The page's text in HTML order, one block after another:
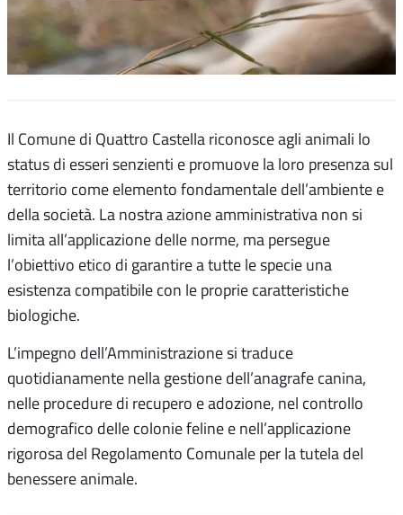
Il Comune di Quattro Castella riconosce agli animali lo
status di esseri senzienti e promuove la loro presenza sul
territorio come elemento fondamentale dell’ambiente e
della società. La nostra azione amministrativa non si
limita all’applicazione delle norme, ma persegue
l’obiettivo etico di garantire a tutte le specie una
esistenza compatibile con le proprie caratteristiche
biologiche.
L’impegno dell’Amministrazione si traduce
quotidianamente nella gestione dell’anagrafe canina,
nelle procedure di recupero e adozione, nel controllo
demografico delle colonie feline e nell’applicazione
rigorosa del Regolamento Comunale per la tutela del
benessere animale.